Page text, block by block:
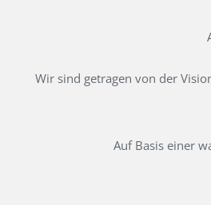
Wir sind getragen von der
Auf Basis einer